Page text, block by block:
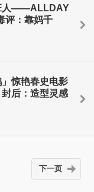
人——ALLDAY
评：靠妈千
」惊艳春史电影
后：造型灵感
下一页